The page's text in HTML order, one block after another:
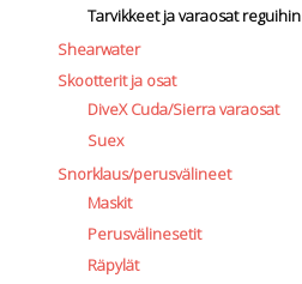
Tarvikkeet ja varaosat reguihin
Shearwater
Skootterit ja osat
DiveX Cuda/Sierra varaosat
Suex
Snorklaus/perusvälineet
Maskit
Perusvälinesetit
Räpylät